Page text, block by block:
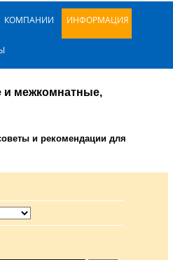
КОМПАНИИ ИНФОРМАЦИЯ
и межкомнатные,
и рекомендации для